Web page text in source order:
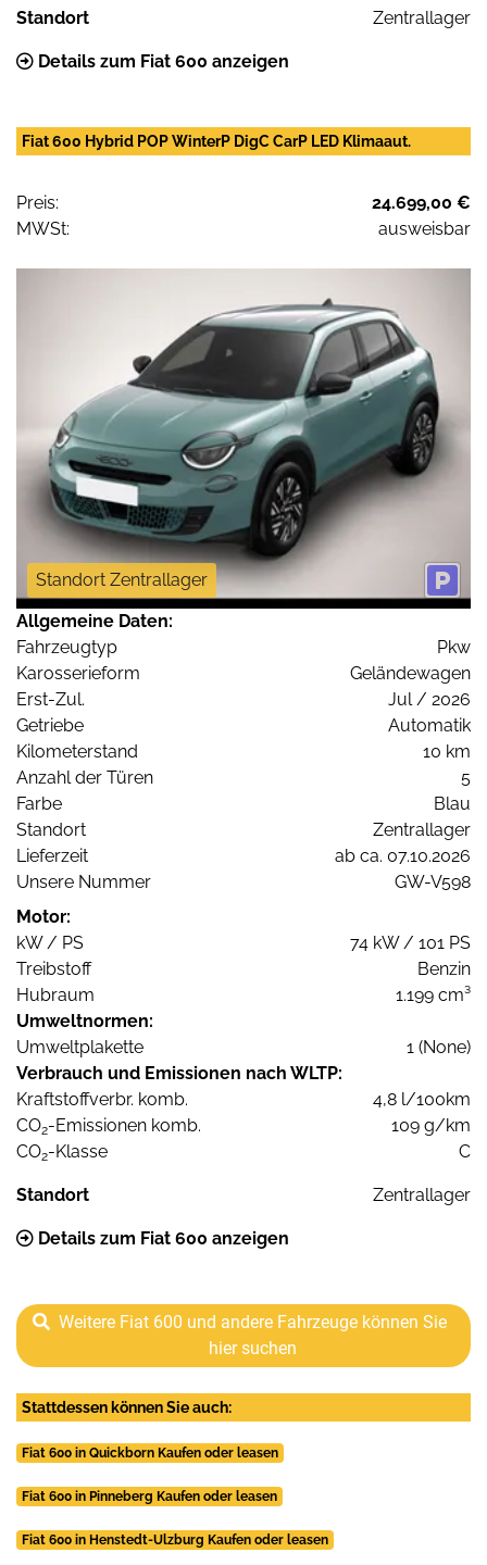
Standort Zentrallager
Details zum Fiat 600 anzeigen
Fiat 600 Hybrid POP WinterP DigC CarP LED Klimaaut.
Preis:
24.699,00 €
MWSt:
ausweisbar
Standort Zentrallager
Allgemeine Daten:
Fahrzeugtyp
Pkw
Karosserieform
Geländewagen
Erst-Zul.
Jul / 2026
Getriebe
Automatik
Kilometerstand
10 km
Anzahl der Türen
5
Farbe
Blau
Standort
Zentrallager
Lieferzeit
ab ca. 07.10.2026
Unsere Nummer
GW-V598
Motor:
kW / PS
74 kW / 101 PS
Treibstoff
Benzin
Hubraum
1.199 cm³
Umweltnormen:
Umweltplakette
1 (None)
Verbrauch und Emissionen nach WLTP:
Kraftstoffverbr. komb.
4,8 l/100km
CO2-Emissionen komb.
109 g/km
CO2-Klasse C
Standort Zentrallager
Details zum Fiat 600 anzeigen
Weitere Fiat 600 und andere Fahrzeuge können Sie
hier suchen
Stattdessen können Sie auch:
Fiat 600 in Quickborn Kaufen oder leasen
Fiat 600 in Pinneberg Kaufen oder leasen
Fiat 600 in Henstedt-Ulzburg Kaufen oder leasen